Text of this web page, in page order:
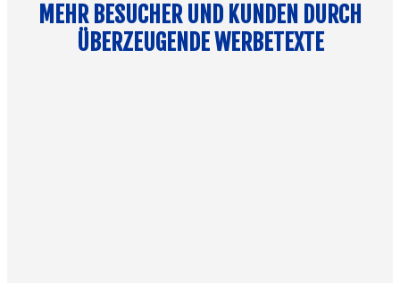
MEHR BESUCHER UND KUNDEN DURCH
ÜBERZEUGENDE WERBETEXTE